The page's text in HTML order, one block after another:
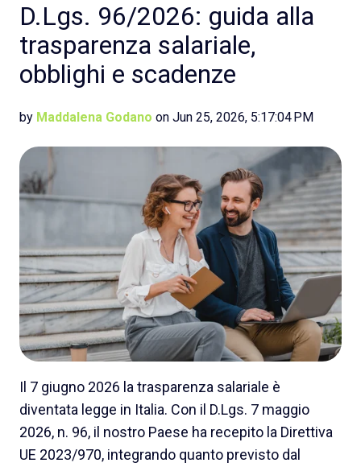
D.Lgs. 96/2026: guida alla
trasparenza salariale,
obblighi e scadenze
by Maddalena Godano on Jun 25, 2026, 5:17:04 PM
Il 7 giugno 2026 la trasparenza salariale è
diventata legge in Italia. Con il D.Lgs. 7 maggio
2026, n. 96, il nostro Paese ha recepito la Direttiva
UE 2023/970, integrando quanto previsto dal